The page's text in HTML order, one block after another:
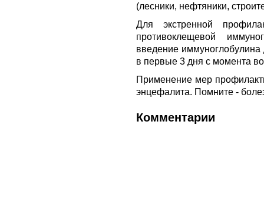
(лесники, нефтяники,
Для экстренной
противоклещевой
введение
в первые 3 дня с момента
Применение мер
энцефалита. Помните -
Комментарии